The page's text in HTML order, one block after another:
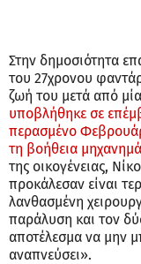
Στην δημοσιότητα
του 27χρονου
ζωή του μετά από
υποβλήθηκε σε
περασμένο
τη βοήθεια
της οικογένειας,
προκάλεσαν είναι
λανθασμένη
παράλυση και τον
αποτέλεσμα να μην
αναπνεύσει».